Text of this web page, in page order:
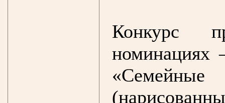
Конкурс
номинациях
«Семейные